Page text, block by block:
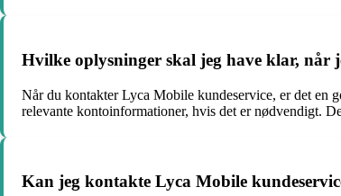
Hvilke oplysninger skal jeg have klar, når
Når du kontakter Lyca Mobile kundeservice, er det en
relevante kontoinformationer, hvis det er nødvendigt.
Kan jeg kontakte Lyca Mobile